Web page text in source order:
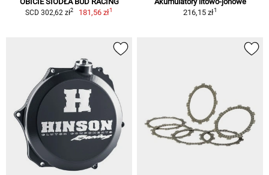
SCD 302,62 zł2 181,56 zł1
216,15 zł1